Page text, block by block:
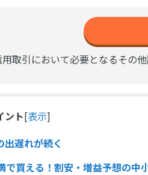
取引において必要となるその
ント[表示]
出遅れが続く
で買える！割安・増益予想の中